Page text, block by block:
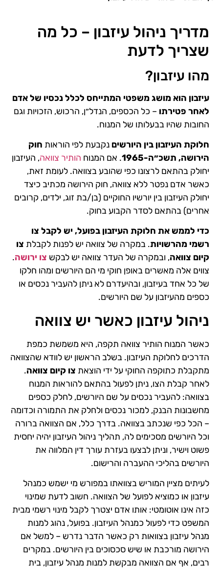
מדריך ניהול עיזבון – כל מה
שצריך לדעת
מהו עיזבון?
עיזבון הוא מושג משפטי המתייחס לכלל נכסיו של אדם
לאחר פטירתו – כל הכספים, הנדל״ן, הרכוש, הזכויות וגם
החובות שהיו בבעלותו של המנוח​.
חלוקת העיזבון בין היורשים נקבעת לפי הוראות חוק
הירושה, תשכ״ה-1965
. אם המנוח הותיר צוואה, העיזבון
יחולק בהתאם לרצונו כפי שהובע בצוואה. לעומת זאת,
כאשר אדם נפטר ללא צוואה, חוק הירושה מכתיב כיצד
יחולק העיזבון בין יורשיו החוקיים (בן/בת זוג, ילדים, קרובים
אחרים) בהתאם לסדר הקבוע בחוק.
כדי לממש את חלוקת העיזבון בפועל, יש לקבל צו
רשמי מהרשויות. במקרה של צוואה יש לפנות לקבלת צו
קיום צוואה, ובמקרה של העדר צוואה יש לבקש צו ירושה.
צווים אלה מאשרים באופן חוקי מי הם היורשים ומהו חלקו
של כל אחד בעיזבון, ובהיעדרם לא ניתן להעביר נכסים או
כספים מהעיזבון על שם היורשים.
ניהול עיזבון כאשר יש צוואה
כאשר המנוח הותיר צוואה תקפה, היא משמשת כמפת
הדרכים לחלוקת העיזבון. בשלב הראשון יש לוודא שהצוואה
מתקבלת כתוקפה החוקי על ידי הוצאת צו קיום צוואה.
לאחר קבלת הצו, ניתן לפעול בהתאם להוראות המנוח
בצוואה: להעביר נכסים על שם היורשים, לחלק כספים
מחשבונות הבנק, למכור נכסים ולחלק את התמורה וכדומה
– הכל כפי שנכתב בצוואה. בדרך כלל, אם הצוואה ברורה
וכל היורשים מסכימים לה, תהליך ניהול העיזבון יהיה יחסית
פשוט וישיר, וניתן לבצעו בעזרת עורך דין המלווה את
היורשים בהליכי ההעברה והרישום.
לעיתים מציין המוריש בצוואתו במפורש מי ישמש כמנהל
עיזבון או כמוציא לפועל של הצוואה. חשוב לדעת שמינוי
כזה אינו אוטומטי: אותו אדם יצטרך לקבל מינוי רשמי מבית
המשפט כדי לפעול כמנהל העיזבון. בפועל, נהוג למנות
מנהל עיזבון בצוואות רק כאשר הדבר נדרש – למשל אם
הירושה מורכבת או שיש סכסוכים בין היורשים. במקרים
רבים, אף אם הצוואה מבקשת למנות מנהל עיזבון, בית